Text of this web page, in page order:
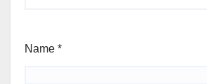
Name *